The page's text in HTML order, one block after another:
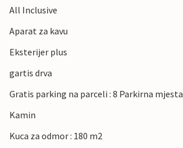
All Inclusive
Aparat za kavu
Eksterijer plus
gartis drva
Gratis parking na parceli : 8 Parkirna mjesta
Kamin
Kuca za odmor : 180 m2